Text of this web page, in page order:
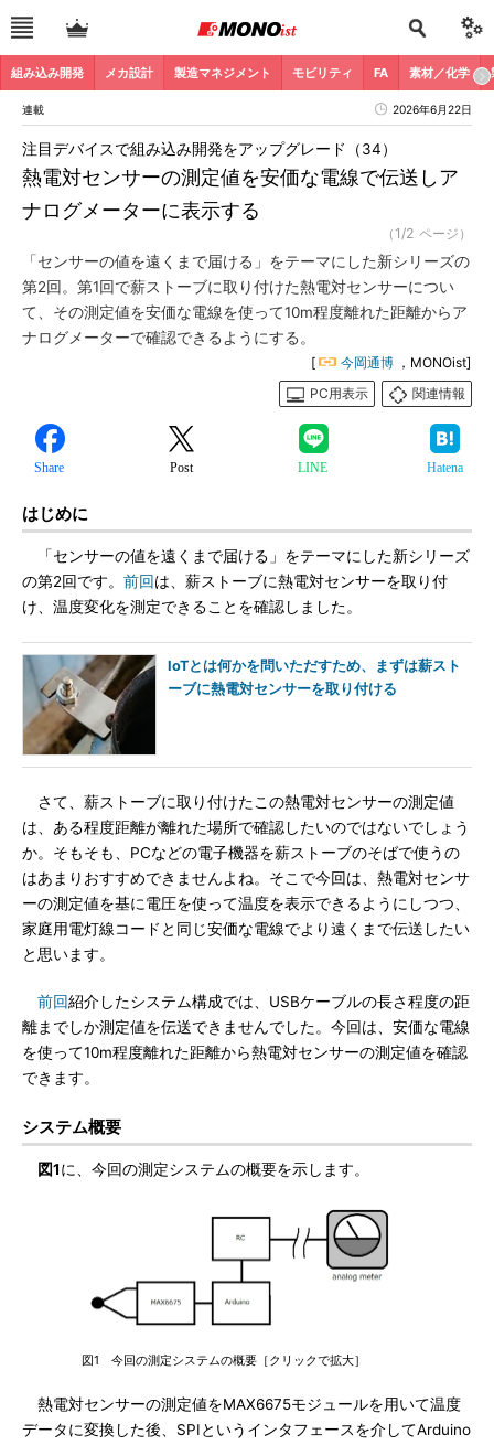
組み込み開発 メカ設計 製造マネジメント モビリティ FA 素材／化学
連載 2026年6月22日
熱電対センサーの測定値を安価な電線で伝送しア
ナログメーターに表示する
注目デバイスで組み込み開発をアップグレード（34）
（1/2 ページ）
「センサーの値を遠くまで届ける」をテーマにした新シリーズの
第2回。第1回で薪ストーブに取り付けた熱電対センサーについ
て、その測定値を安価な電線を使って10m程度離れた距離からア
ナログメーターで確認できるようにする。
[ 今岡通博 ，MONOist]
PC用表示
関連情報
Share Post LINE Hatena
はじめに
「センサーの値を遠くまで届ける」をテーマにした新シリーズ
の第2回です。 前回は、薪ストーブに熱電対センサーを取り付
け、温度変化を測定できることを確認しました。
IoTとは何かを問いただすため、まずは薪スト
ーブに熱電対センサーを取り付ける
さて、薪ストーブに取り付けたこの熱電対センサーの測定値
は、ある程度距離が離れた場所で確認したいのではないでしょう
か。そもそも、PCなどの電子機器を薪ストーブのそばで使うの
はあまりおすすめできませんよね。そこで今回は、熱電対センサ
ーの測定値を基に電圧を使って温度を表示できるようにしつつ、
家庭用電灯線コードと同じ安価な電線でより遠くまで伝送したい
と思います。
前回紹介したシステム構成では、USBケーブルの長さ程度の距
離までしか測定値を伝送できませんでした。今回は、安価な電線
を使って10m程度離れた距離から熱電対センサーの測定値を確認
できます。
システム概要
図1に、今回の測定システムの概要を示します。
図1 今回の測定システムの概要［クリックで拡大］
熱電対センサーの測定値をMAX6675モジュールを用いて温度
データに変換した後、SPIというインタフェースを介してArduino